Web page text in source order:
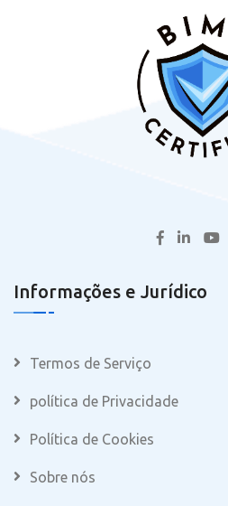
Informações e Jurídico
Termos de Serviço
política de Privacidade
Política de Cookies
Sobre nós